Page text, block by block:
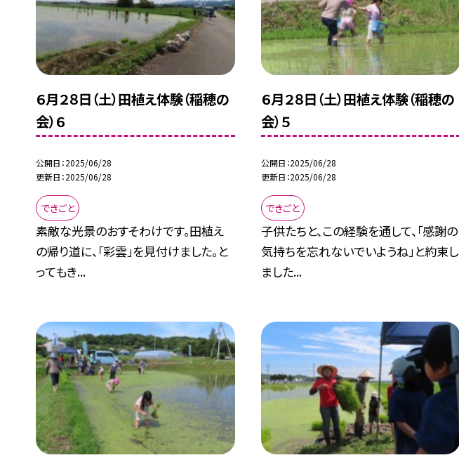
６月２８日（土）田植え体験（稲穂の
会）６
公開日 2025/06/28
更新日 2025/06/28
できごと
素敵な光景のおすそわけです。田植え
の帰り道に、「彩雲」を見付けました。と
ってもき...
６月２８日（土）田植え体験（稲穂の
会）５
公開日 2025/06/28
更新日 2025/06/28
できごと
子供たちと、この経験を通して、「感謝の
気持ちを忘れないでいようね」と約束し
ました...